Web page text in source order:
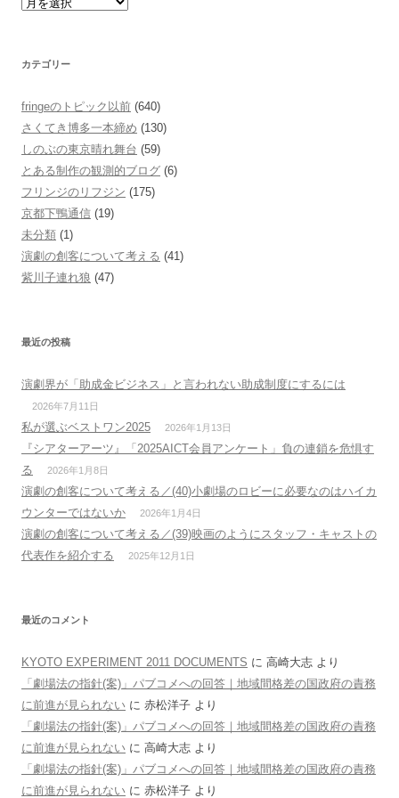
カテゴリー
fringeのトピック以前 (640)
さくてき博多一本締め (130)
しのぶの東京晴れ舞台 (59)
とある制作の観測的ブログ (6)
フリンジのリフジン (175)
京都下鴨通信 (19)
未分類 (1)
演劇の創客について考える (41)
紫川子連れ狼 (47)
最近の投稿
演劇界が「助成金ビジネス」と言われない助成制度にするには
2026年7月11日
私が選ぶベストワン2025 2026年1月13日
『シアターアーツ』「2025AICT会員アンケート」負の連鎖を危惧す
る
2026年1月8日
演劇の創客について考える／(40)小劇場のロビーに必要なのはハイカ
ウンターではないか
2026年1月4日
演劇の創客について考える／(39)映画のようにスタッフ・キャストの
代表作を紹介する
2025年12月1日
最近のコメント
KYOTO EXPERIMENT 2011 DOCUMENTS に 高崎大志 より
「劇場法の指針(案)」パブコメへの回答｜地域間格差の国政府の責務
に前進が見られない に 赤松洋子 より
「劇場法の指針(案)」パブコメへの回答｜地域間格差の国政府の責務
に前進が見られない に 高崎大志 より
「劇場法の指針(案)」パブコメへの回答｜地域間格差の国政府の責務
に前進が見られない に 赤松洋子 より